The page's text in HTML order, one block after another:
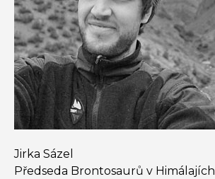
Jirka Sázel
Předseda Brontosaurů v Himálajích